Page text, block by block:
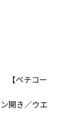
【ペチコー
開き／ウエ